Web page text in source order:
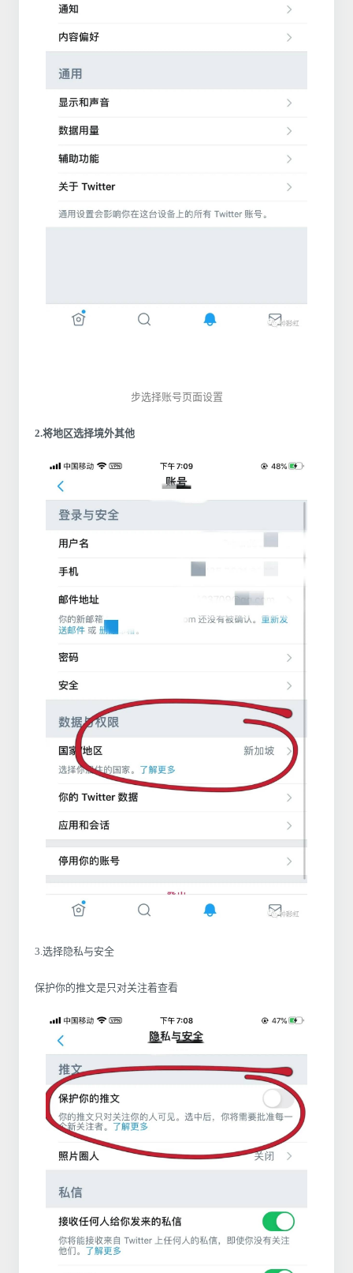
步选择账号页面设置
2.将地区选择境外其他
3.选择隐私与安全
保护你的推文是只对关注着查看